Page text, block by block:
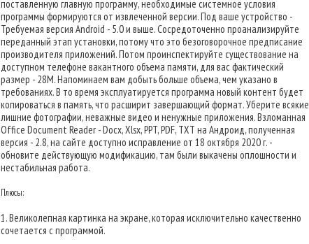
поставленную главную программу, необходимые системное условия
программы формируются от извлеченной версии. Под ваше устройство -
Требуемая версия Android - 5.0 и выше. Сосредоточенно проанализируйте
переданный этап установки, потому что это безоговорочное предписание
производителя приложений. Потом проинспектируйте существование на
доступном телефоне вакантного объема памяти, для вас фактический
размер - 28M. Напоминаем вам добыть больше объема, чем указано в
требованиях. В то время эксплуатируется программа новый контент будет
копироваться в память, что расширит завершающий формат. Уберите всякие
лишние фотографии, неважные видео и ненужные приложения. Взломанная
Office Document Reader - Docx, Xlsx, PPT, PDF, TXT на Андроид, полученная
версия - 2.8, на сайте доступно исправление от 18 октября 2020 г. -
обновите действующую модификацию, там были выкачены оплошности и
нестабильная работа.
Плюсы:
1. Великолепная картинка на экране, которая исключительно качественно
сочетается с программой.